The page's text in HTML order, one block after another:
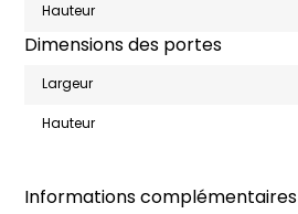
Hauteur
Dimensions des portes
Largeur
Hauteur
Informations complémentaires